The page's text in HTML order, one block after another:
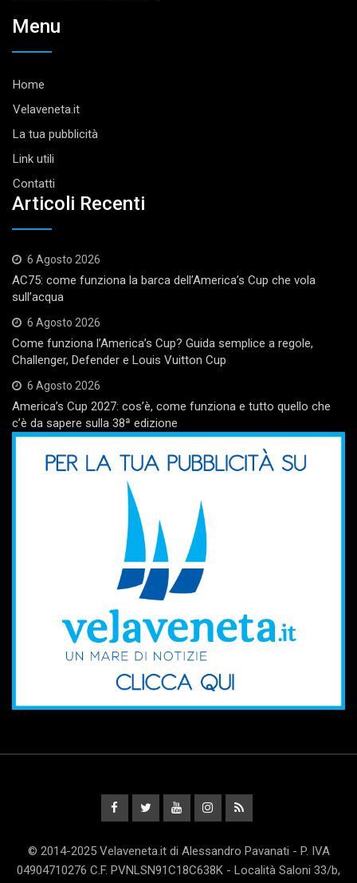
Menu
Home
Velaveneta.it
La tua pubblicità
Link utili
Contatti
Articoli Recenti
6 Agosto 2026
AC75: come funziona la barca dell’America’s Cup che vola
sull’acqua
6 Agosto 2026
Come funziona l’America’s Cup? Guida semplice a regole,
Challenger, Defender e Louis Vuitton Cup
6 Agosto 2026
America’s Cup 2027: cos’è, come funziona e tutto quello che
c’è da sapere sulla 38ª edizione
© 2014-2025 Velaveneta.it di Alessandro Pavanati - P. IVA
04904710276 C.F. PVNLSN91C18C638K - Località Saloni 33/b,